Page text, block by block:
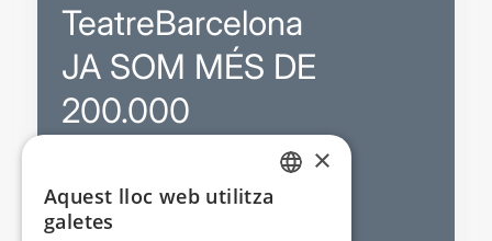
TeatreBarcelona
JA SOM MÉS DE
200.000
Sortejos exclusius
×
Aquest lloc web utilitza
galetes